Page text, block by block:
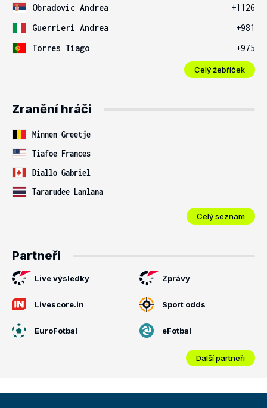
Obradovic Andrea
+1126
Guerrieri Andrea
+981
Torres Tiago
+975
Celý žebříček
Zranění hráči
Minnen Greetje
Tiafoe Frances
Diallo Gabriel
Tararudee Lanlana
Celý seznam
Partneři
Live výsledky Zprávy
Livescore.in Sport odds
EuroFotbal eFotbal
Další partneři